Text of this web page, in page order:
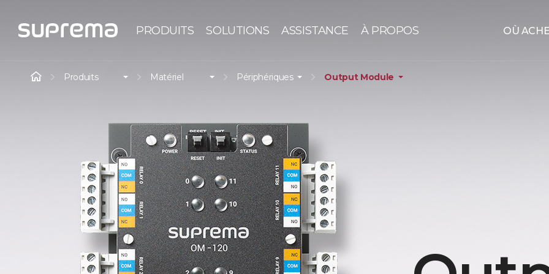
PRODUITS SOLUTIONS ASSISTANCE À PROPOS OÙ
Produits Matériel Périphériques Output Module